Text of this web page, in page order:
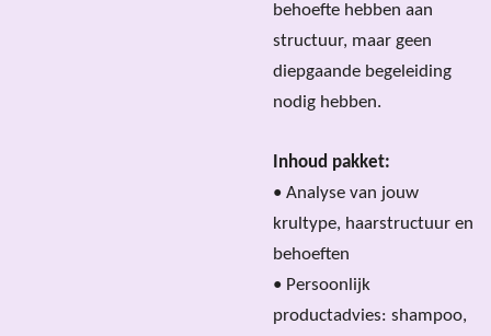
behoefte hebben aan
structuur, maar geen
diepgaande begeleiding
nodig hebben.
Inhoud pakket:
• Analyse van jouw
krultype, haarstructuur en
behoeften
• Persoonlijk
productadvies: shampoo,